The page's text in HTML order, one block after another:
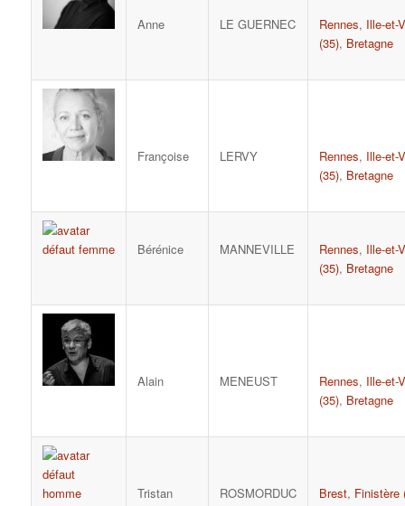
Anne LE GUERNEC Rennes, Ille-et-
(35), Bretagne
Françoise LERVY Rennes, Ille-et-
(35), Bretagne
Bérénice MANNEVILLE Rennes, Ille-et-
(35), Bretagne
Alain MENEUST Rennes, Ille-et-
(35), Bretagne
Tristan ROSMORDUC Brest, Finistère